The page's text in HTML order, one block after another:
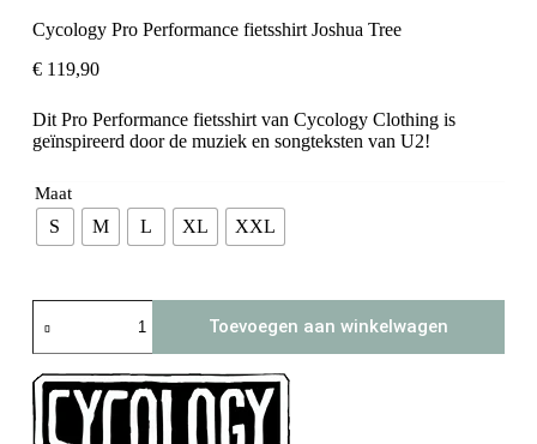
Cycology Pro Performance fietsshirt Joshua Tree
€119,90
Dit Pro Performance fietsshirt van Cycology Clothing is
geïnspireerd door de muziek en songteksten van U2!
Maat
S M L XL XXL
Cycology
Pro
Performance
fietsshirt
Joshua
Tree
aantal
Toevoegen aan winkelwagen